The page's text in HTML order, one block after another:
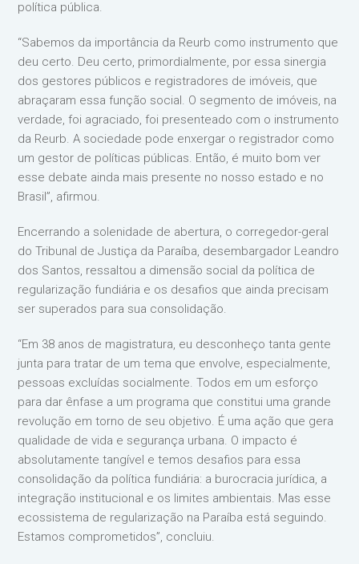
política pública.
“Sabemos da importância da Reurb como instrumento que
deu certo. Deu certo, primordialmente, por essa sinergia
dos gestores públicos e registradores de imóveis, que
abraçaram essa função social. O segmento de imóveis, na
verdade, foi agraciado, foi presenteado com o instrumento
da Reurb. A sociedade pode enxergar o registrador como
um gestor de políticas públicas. Então, é muito bom ver
esse debate ainda mais presente no nosso estado e no
Brasil”, afirmou.
Encerrando a solenidade de abertura, o corregedor-geral
do Tribunal de Justiça da Paraíba, desembargador Leandro
dos Santos, ressaltou a dimensão social da política de
regularização fundiária e os desafios que ainda precisam
ser superados para sua consolidação.
“Em 38 anos de magistratura, eu desconheço tanta gente
junta para tratar de um tema que envolve, especialmente,
pessoas excluídas socialmente. Todos em um esforço
para dar ênfase a um programa que constitui uma grande
revolução em torno de seu objetivo. É uma ação que gera
qualidade de vida e segurança urbana. O impacto é
absolutamente tangível e temos desafios para essa
consolidação da política fundiária: a burocracia jurídica, a
integração institucional e os limites ambientais. Mas esse
ecossistema de regularização na Paraíba está seguindo.
Estamos comprometidos”, concluiu.